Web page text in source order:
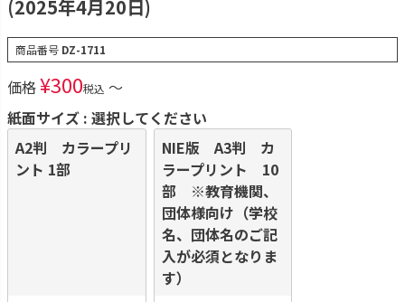
(2025年4月20日)
商品番号 DZ-1711
価格¥300税込 〜
紙面サイズ 選択してください
A2判 カラープリ
ント 1部
NIE版 A3判 カ
ラープリント 10
部 ※教育機関、
団体様向け（学校
名、団体名のご記
入が必須となりま
す）